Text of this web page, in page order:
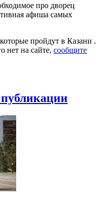
про дворец
афиша самых
пройдут в Казани .
нет на сайте, сообщите